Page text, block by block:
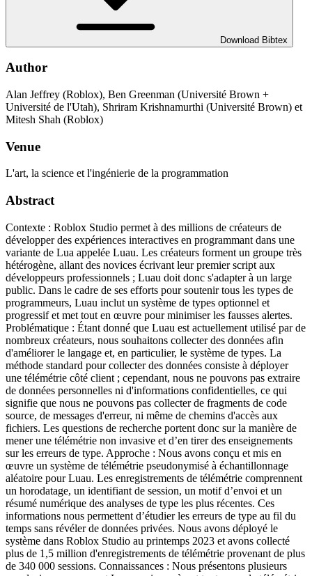
Download Bibtex
Author
Alan Jeffrey (Roblox), Ben Greenman (Université Brown +
Université de l'Utah), Shriram Krishnamurthi (Université Brown) et
Mitesh Shah (Roblox)
Venue
L'art, la science et l'ingénierie de la programmation
Abstract
Contexte : Roblox Studio permet à des millions de créateurs de
développer des expériences interactives en programmant dans une
variante de Lua appelée Luau. Les créateurs forment un groupe très
hétérogène, allant des novices écrivant leur premier script aux
développeurs professionnels ; Luau doit donc s'adapter à un large
public. Dans le cadre de ses efforts pour soutenir tous les types de
programmeurs, Luau inclut un système de types optionnel et
progressif et met tout en œuvre pour minimiser les fausses alertes.
Problématique : Étant donné que Luau est actuellement utilisé par de
nombreux créateurs, nous souhaitons collecter des données afin
d'améliorer le langage et, en particulier, le système de types. La
méthode standard pour collecter des données consiste à déployer
une télémétrie côté client ; cependant, nous ne pouvons pas extraire
de données personnelles ni d'informations confidentielles, ce qui
signifie que nous ne pouvons pas collecter de fragments de code
source, de messages d'erreur, ni même de chemins d'accès aux
fichiers. Les questions de recherche portent donc sur la manière de
mener une télémétrie non invasive et d’en tirer des enseignements
sur les erreurs de type. Approche : Nous avons conçu et mis en
œuvre un système de télémétrie pseudonymisé à échantillonnage
aléatoire pour Luau. Les enregistrements de télémétrie comprennent
un horodatage, un identifiant de session, un motif d’envoi et un
résumé numérique des analyses de type les plus récentes. Ces
informations nous permettent d’étudier les erreurs de type au fil du
temps sans révéler de données privées. Nous avons déployé le
système dans Roblox Studio au printemps 2023 et avons collecté
plus de 1,5 million d'enregistrements de télémétrie provenant de plus
de 340 000 sessions. Connaissances : Nous présentons plusieurs